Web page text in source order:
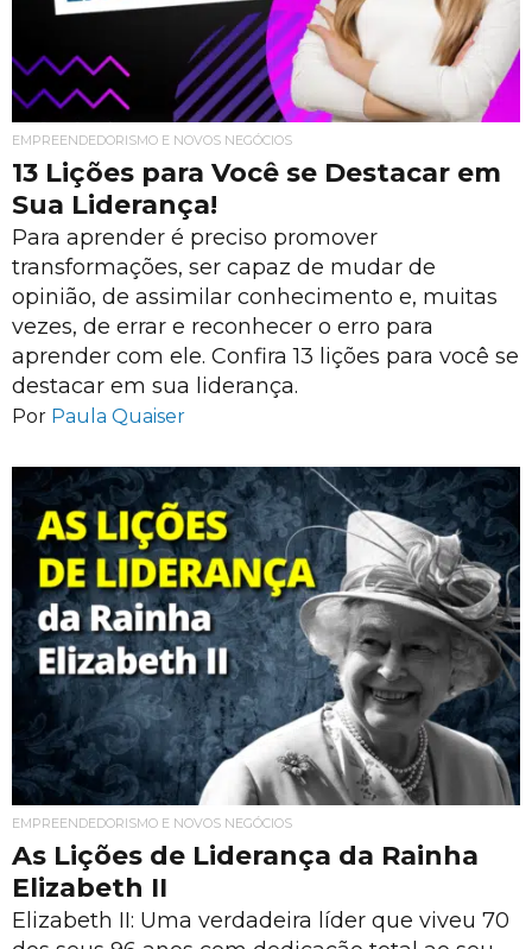
EMPREENDEDORISMO E NOVOS NEGÓCIOS
13 Lições para Você se Destacar em
Sua Liderança!
Para aprender é preciso promover
transformações, ser capaz de mudar de
opinião, de assimilar conhecimento e, muitas
vezes, de errar e reconhecer o erro para
aprender com ele. Confira 13 lições para você se
destacar em sua liderança.
Por Paula Quaiser
EMPREENDEDORISMO E NOVOS NEGÓCIOS
As Lições de Liderança da Rainha
Elizabeth II
Elizabeth II: Uma verdadeira líder que viveu 70